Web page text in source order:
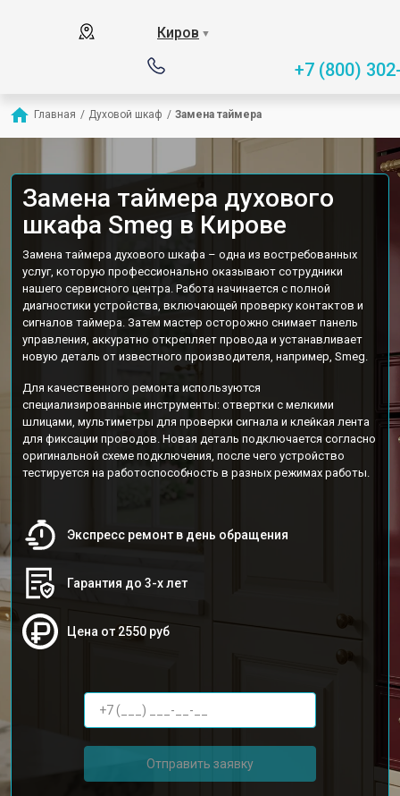
Киров ▼
+7 (800)
Главная / Духовой шкаф / Замена таймера
Замена таймера духового
шкафа Smeg в Кирове
Замена таймера духового шкафа – одна из востребованных
услуг, которую профессионально оказывают сотрудники
нашего сервисного центра. Работа начинается с полной
диагностики устройства, включающей проверку контактов и
сигналов таймера. Затем мастер осторожно снимает панель
управления, аккуратно открепляет провода и устанавливает
новую деталь от известного производителя, например, Smeg.
Для качественного ремонта используются
специализированные инструменты: отвертки с мелкими
шлицами, мультиметры для проверки сигнала и клейкая лента
для фиксации проводов. Новая деталь подключается согласно
оригинальной схеме подключения, после чего устройство
тестируется на работоспособность в разных режимах работы.
Экспресс ремонт в день обращения
Гарантия до 3-х лет
Цена от 2550 руб
Отправить заявку